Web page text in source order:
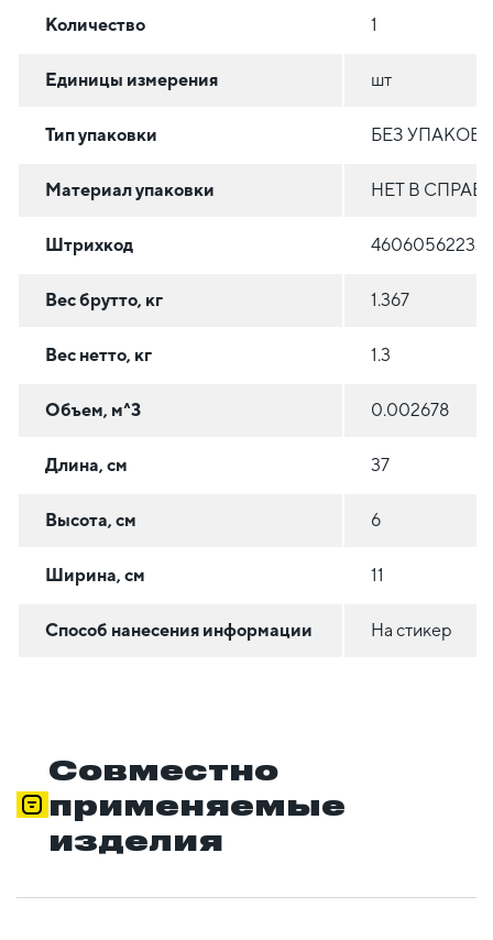
Количество 1
Единицы измерения шт
Тип упаковки БЕЗ
Материал упаковки НЕТ В
Штрихкод
Вес брутто, кг 1.367
Вес нетто, кг 1.3
Объем, м^3 0.002678
Длина, см 37
Высота, см 6
Ширина, см 11
Способ нанесения информации На стикер
Совместно
применяемые
изделия